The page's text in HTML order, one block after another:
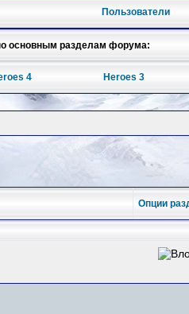
Пользователи
основным разделам форума:
4 Heroes 3
Опции